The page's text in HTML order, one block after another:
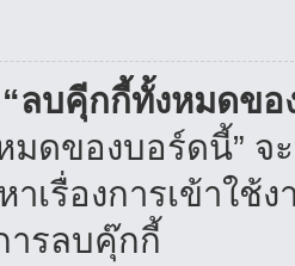
ลบคุีกกี้ทั้งหมดขอ
ดของบอร์ดนี้” จ
รื่องการเข้าใช้
ารลบคุ๊กกี้